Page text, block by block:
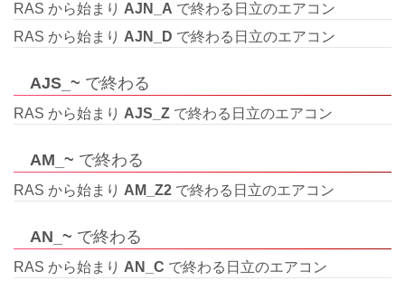
RAS から始まり AJN_A で終わる日立のエアコン
RAS から始まり AJN_D で終わる日立のエアコン
AJS_~ で終わる
RAS から始まり AJS_Z で終わる日立のエアコン
AM_~ で終わる
RAS から始まり AM_Z2 で終わる日立のエアコン
AN_~ で終わる
RAS から始まり AN_C で終わる日立のエアコン